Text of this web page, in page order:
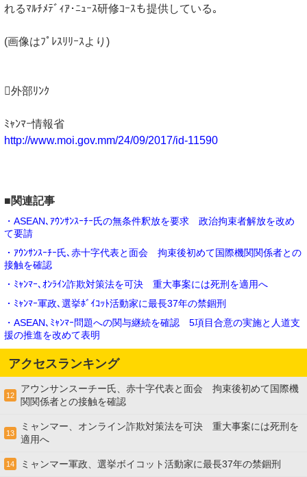
れるﾏﾙﾁﾒﾃﾞｨｱ･ﾆｭｰｽ研修ｺｰｽも提供している｡
(画像はﾌﾟﾚｽﾘﾘｰｽより)
外部ﾘﾝｸ
ﾐｬﾝﾏｰ情報省
http://www.moi.gov.mm/24/09/2017/id-11590
■関連記事
・ASEAN､ｱｳﾝｻﾝｽｰﾁｰ氏の無条件釈放を要求 政治拘束者解放を改め
て要請
・ｱｳﾝｻﾝｽｰﾁｰ氏､赤十字代表と面会 拘束後初めて国際機関関係者との
接触を確認
・ﾐｬﾝﾏｰ､ｵﾝﾗｲﾝ詐欺対策法を可決 重大事案には死刑を適用へ
・ﾐｬﾝﾏｰ軍政､選挙ﾎﾞｲｺｯﾄ活動家に最長37年の禁錮刑
・ASEAN､ﾐｬﾝﾏｰ問題への関与継続を確認 5項目合意の実施と人道支
援の推進を改めて表明
アクセスランキング
12
アウンサンスーチー氏、赤十字代表と面会 拘束後初めて国際機
関関係者との接触を確認
13
ミャンマー、オンライン詐欺対策法を可決 重大事案には死刑を
適用へ
14 ミャンマー軍政、選挙ボイコット活動家に最長37年の禁錮刑